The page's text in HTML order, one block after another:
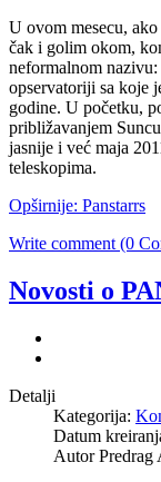
U ovom mesecu,
čak i golim okom,
neformalnom
opservatoriji sa koje
godine. U početku,
približavanjem
jasnije i već maja
teleskopima.
Opširnije: Panstarrs
Write comment (0
Novosti o
Detalji
Kategorija:
Datum
Autor Predrag